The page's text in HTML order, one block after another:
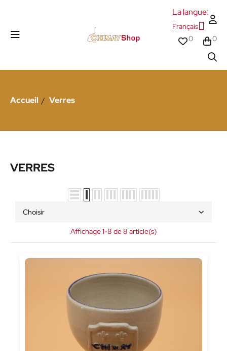
La langue:
Français
0
0
Accueil Verres
VERRES
Choisir
Affichage 1-8 de 8 article(s)